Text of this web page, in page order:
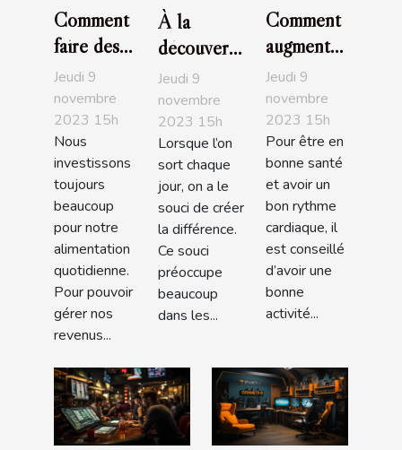
Comment
faire des
économies
en faisant
ses
courses ?
Jeudi 9
novembre
2023 15h
Nous
investissons
toujours
beaucoup
pour notre
alimentation
quotidienne.
Pour pouvoir
gérer nos
revenus...
À la
découverte
des
bracelets
Pandora
Jeudi 9
novembre
2023 15h
Lorsque l’on
sort chaque
jour, on a le
souci de créer
la différence.
Ce souci
préoccupe
beaucoup
dans les...
Comment
augmenter
la libido
féminine ?
Jeudi 9
novembre
2023 15h
Pour être en
bonne santé
et avoir un
bon rythme
cardiaque, il
est conseillé
d’avoir une
bonne
activité...